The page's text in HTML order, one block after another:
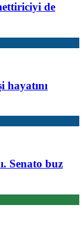
de
hayatını
Senato buz